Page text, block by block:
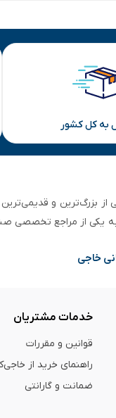
به کل کشور
درخشان، به عنوان یکی از
به یکی از مراجع
خاجی
خدمات مشتریان
قوانین و مقررات
راهنمای خرید از
ضمانت و گارانتی